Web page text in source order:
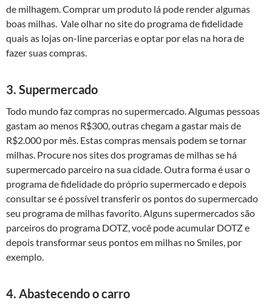
de milhagem. Comprar um produto lá pode render algumas
boas milhas. Vale olhar no site do programa de fidelidade
quais as lojas on-line parcerias e optar por elas na hora de
fazer suas compras.
3. Supermercado
Todo mundo faz compras no supermercado. Algumas pessoas
gastam ao menos R$300, outras chegam a gastar mais de
R$2.000 por mês. Estas compras mensais podem se tornar
milhas. Procure nos sites dos programas de milhas se há
supermercado parceiro na sua cidade. Outra forma é usar o
programa de fidelidade do próprio supermercado e depois
consultar se é possível transferir os pontos do supermercado
seu programa de milhas favorito. Alguns supermercados são
parceiros do programa DOTZ, você pode acumular DOTZ e
depois transformar seus pontos em milhas no Smiles, por
exemplo.
4. Abastecendo o carro